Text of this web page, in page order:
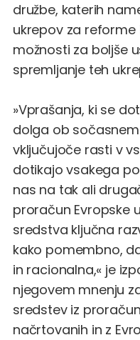
družbe, katerih
ukrepov za reforme
možnosti za boljše
spremljanje teh
»Vprašanja, ki se
dolga ob
vključujoče rasti v
dotikajo vsakega
nas na tak ali
proračun Evropske
sredstva ključna
kako pomembno,
in racionalna,« je
njegovem mnenju
sredstev iz
načrtovanih in z